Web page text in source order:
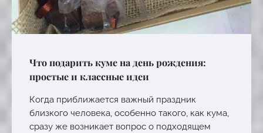
Что подарить куме на день рождения:
простые и классные идеи
Когда приближается важный праздник
близкого человека, особенно такого, как кума,
сразу же возникает вопрос о подходящем